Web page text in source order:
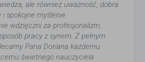
ale również uważność, dobra
spokojne myślenie.
wdzięczni za profesjonalizm,
pracy z synem. Z pełnym
Pana Doriana każdemu
świetnego nauczyciela